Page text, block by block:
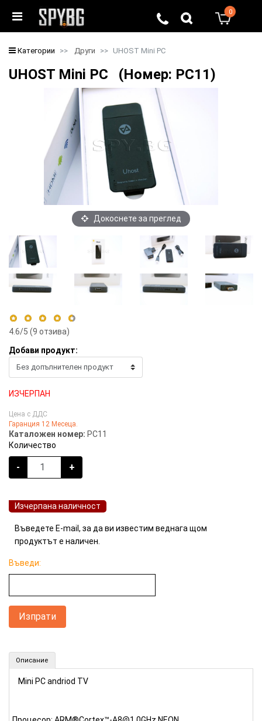
0
Категории Други UHOST Mini PC
UHOST Mini PC (Номер: PC11)
Докоснете за преглед
4.6/5 (9 отзива)
5 stars
56%
4 stars
44%
3 stars
1 star
Добави продукт:
ИЗЧЕРПАН
Цена с ДДС
Гаранция 12 Месеца.
Каталожен номер: PC11
Количество
- +
Изчерпана наличност
Въведете E-mail, за да ви известим веднага щом
продуктът е наличен.
Въведи:
UHOST Mini PC (Номер: PC11)
Описание
Mini PC andriod TV